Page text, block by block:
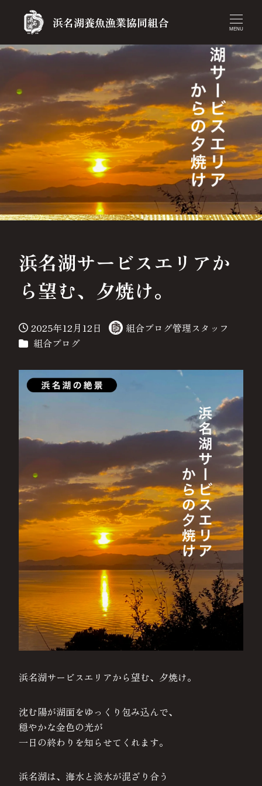
浜名湖養魚漁業協同組合 MENU
浜名湖サービスエリアか
ら望む、夕焼け。
投稿日
2025年12月12日
著
組合ブログ管理スタッフ
カテゴリー
組合ブログ
浜名湖サービスエリアから望む、夕焼け。
沈む陽が湖面をゆっくり包み込んで、
穏やかな金色の光が
一日の終わりを知らせてくれます。
浜名湖は、海水と淡水が混ざり合う